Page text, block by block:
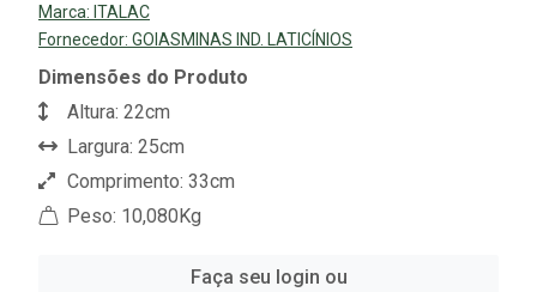
Marca: ITALAC
Fornecedor: GOIASMINAS IND. LATICÍNIOS
Dimensões do Produto
Altura: 22cm
Largura: 25cm
Comprimento: 33cm
Peso: 10,080Kg
Faça seu login ou